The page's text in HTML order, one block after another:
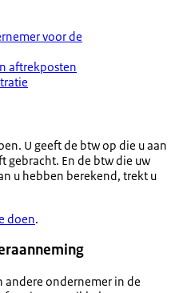
voor de
aftrekposten
U geeft de btw op die u aan
gebracht. En de btw die uw
u hebben berekend, trekt u
doen.
andere ondernemer in de